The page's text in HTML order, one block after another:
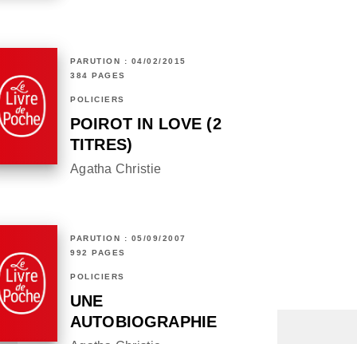
PARUTION : 04/02/2015
384 PAGES
POLICIERS
POIROT IN LOVE (2
TITRES)
Agatha Christie
PARUTION : 05/09/2007
992 PAGES
POLICIERS
UNE
AUTOBIOGRAPHIE